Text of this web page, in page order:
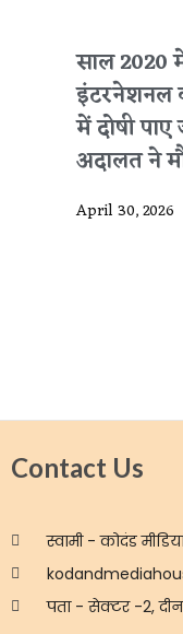
साल 2020
इंटरनेशनल
में दोषी पाए
अदालत ने
April 30, 2026
Contact Us
स्वामी - कोदंड
पता - सेक्टर -2,